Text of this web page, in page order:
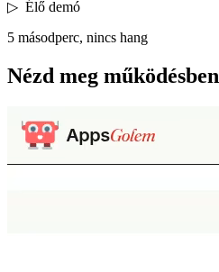
▷ Élő demó
5 másodperc, nincs hang
Nézd meg működésben